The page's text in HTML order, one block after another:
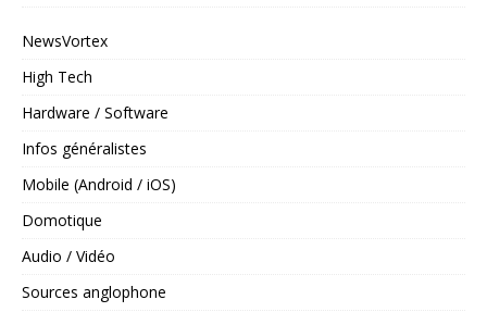
NewsVortex
High Tech
Hardware / Software
Infos généralistes
Mobile (Android / iOS)
Domotique
Audio / Vidéo
Sources anglophone